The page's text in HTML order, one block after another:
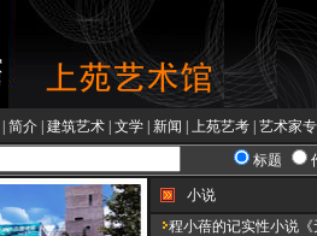
简介 建筑艺术 文学 新闻 上苑艺考 艺术家
标题
小说
程小蓓的记实性小说《